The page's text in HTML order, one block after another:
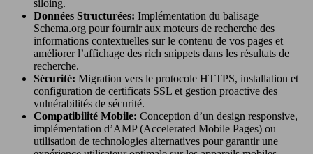
siloing.
Données Structurées: Implémentation du balisage
Schema.org pour fournir aux moteurs de recherche des
informations contextuelles sur le contenu de vos pages et
améliorer l’affichage des rich snippets dans les résultats de
recherche.
Sécurité: Migration vers le protocole HTTPS, installation et
configuration de certificats SSL et gestion proactive des
vulnérabilités de sécurité.
Compatibilité Mobile: Conception d’un design responsive,
implémentation d’AMP (Accelerated Mobile Pages) ou
utilisation de technologies alternatives pour garantir une